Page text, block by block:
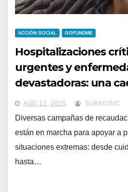
ACCIÓN SOCIAL GOFUNDME
Hospitalizaciones
urgentes y
devastadoras: una
campañas latinas en
que claman por
AGO 12, 2025 SURMUSIC
Diversas campañas de
están en marcha para apoyar a
situaciones extremas: desde
hasta…